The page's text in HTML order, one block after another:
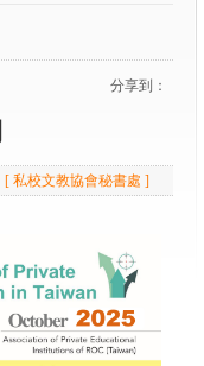
分享到：
[ 私校文教協會秘書處 ]